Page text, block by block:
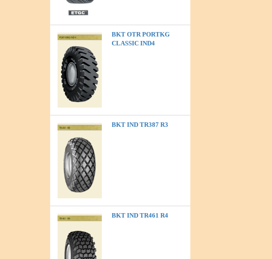
BKT OTR PORTKG
CLASSIC IND4
BKT IND TR387 R3
BKT IND TR461 R4